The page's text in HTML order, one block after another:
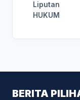
Liputan
HUKUM
BERITA